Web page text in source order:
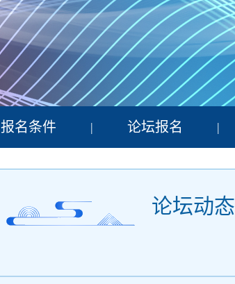
报名条件 | 论坛报名 |
论坛动态